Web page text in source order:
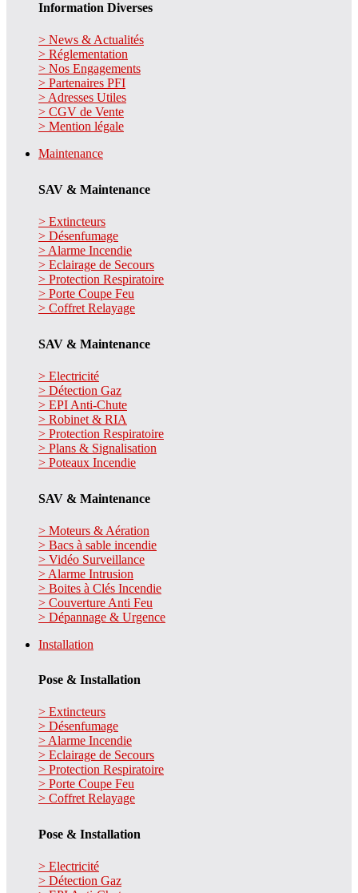
Information Diverses
> News & Actualités
> Réglementation
> Nos Engagements
> Partenaires PFI
> Adresses Utiles
> CGV de Vente
> Mention légale
Maintenance
SAV & Maintenance
> Extincteurs
> Désenfumage
> Alarme Incendie
> Eclairage de Secours
> Protection Respiratoire
> Porte Coupe Feu
> Coffret Relayage
SAV & Maintenance
> Electricité
> Détection Gaz
> EPI Anti-Chute
> Robinet & RIA
> Protection Respiratoire
> Plans & Signalisation
> Poteaux Incendie
SAV & Maintenance
> Moteurs & Aération
> Bacs à sable incendie
> Vidéo Surveillance
> Alarme Intrusion
> Boites à Clés Incendie
> Couverture Anti Feu
> Dépannage & Urgence
Installation
Pose & Installation
> Extincteurs
> Désenfumage
> Alarme Incendie
> Eclairage de Secours
> Protection Respiratoire
> Porte Coupe Feu
> Coffret Relayage
Pose & Installation
> Electricité
> Détection Gaz